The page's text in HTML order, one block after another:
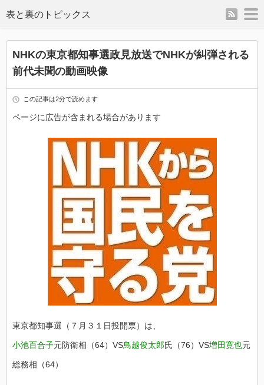
表と裏のトピックス rss
NHKの東京都知事選政見放送でNHKが糾弾される
前代未聞の動画映像
この記事は2分で読めます
ページに広告が含まれる場合があります
東京都知事選（７月３１日投開票）は、
小池百合子元防衛相（64）VS鳥越俊太郎氏（76）VS増田寛也元
総務相（64）